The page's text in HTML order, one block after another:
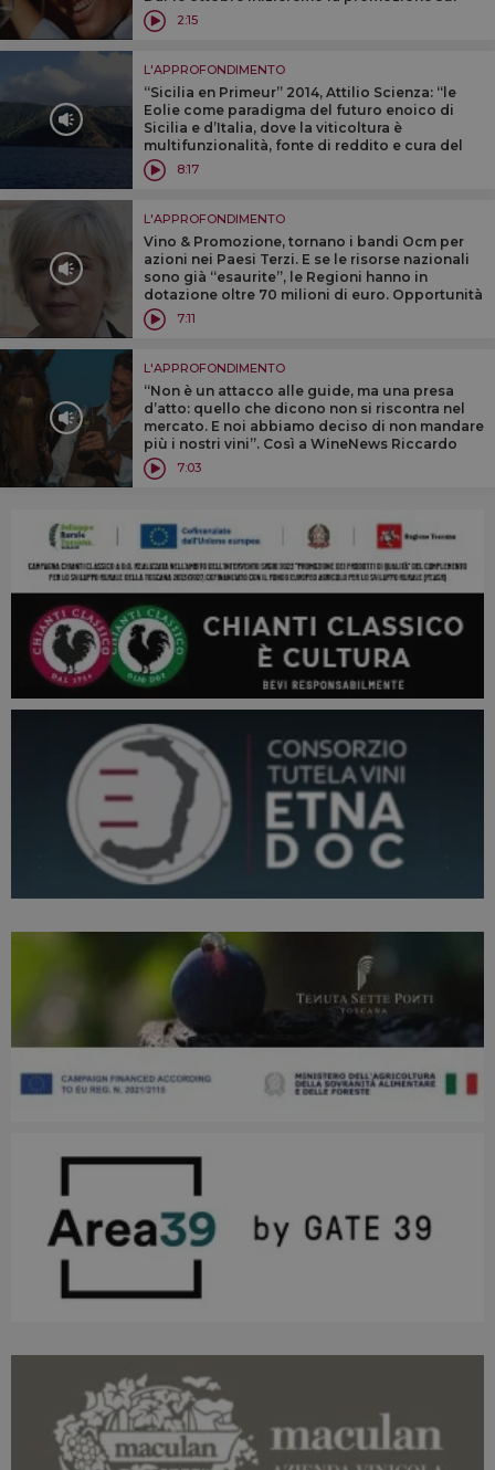
mercati extra Ue”. Così Antonio Rallo
presidente Assovini
2:15
L'APPROFONDIMENTO
“Sicilia en Primeur” 2014, Attilio Scienza: “le
Eolie come paradigma del futuro enoico di
Sicilia e d’Italia, dove la viticoltura è
multifunzionalità, fonte di reddito e cura del
paesaggio, ormai imprescindibile per
produzione e mercato del vino”
8:17
L'APPROFONDIMENTO
Vino & Promozione, tornano i bandi Ocm per
azioni nei Paesi Terzi. E se le risorse nazionali
sono già “esaurite”, le Regioni hanno in
dotazione oltre 70 milioni di euro. Opportunità
e criticità nell’analisi di Silvana Ballotta
(Business Strategies)
7:11
L'APPROFONDIMENTO
“Non è un attacco alle guide, ma una presa
d’atto: quello che dicono non si riscontra nel
mercato. E noi abbiamo deciso di non mandare
più i nostri vini”. Così a WineNews Riccardo
Lepri, alla guida di Montauto, realtà bianchista
della Maremma
7:03